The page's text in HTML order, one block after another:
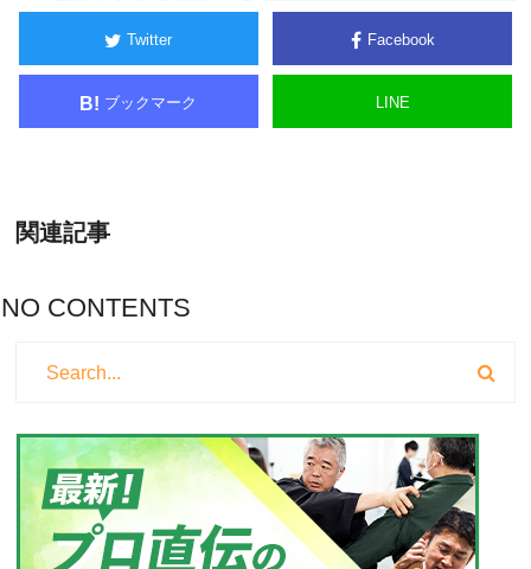
Twitter Facebook
B! ブックマーク LINE
関連記事
NO CONTENTS